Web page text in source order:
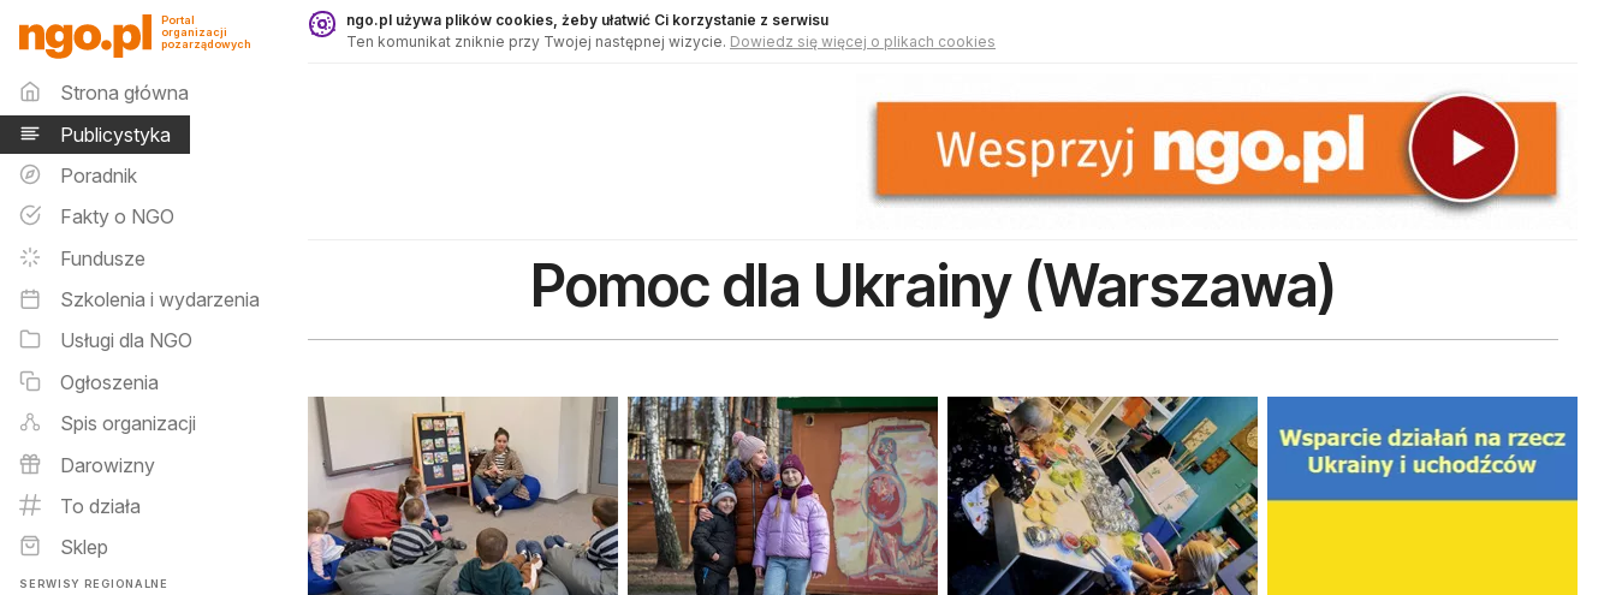
Publicystyka - ngo.pl
Portal
organizacji
pozarządowych
Menu główne
Strona główna
Publicystyka
Poradnik
Fakty o NGO
Fundusze
Szkolenia i wydarzenia
Usługi dla NGO
Ogłoszenia
Spis organizacji
Darowizny
To działa
Sklep
SERWISY REGIONALNE
ngo.pl używa plików cookies, żeby ułatwić Ci korzystanie z serwisu
Ten komunikat zniknie przy Twojej następnej wizycie. Dowiedz się więcej o plikach cookies
Pomoc dla Ukrainy (Warszawa)